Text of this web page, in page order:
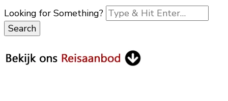
Looking for Something?